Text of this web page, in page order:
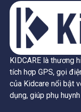
KIDCARE là thương
tích hợp GPS, gọi
của Kidcare nổi bật
dụng, giúp phụ